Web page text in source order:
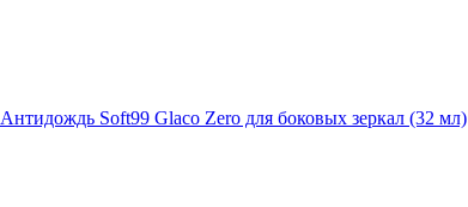
Антидождь Soft99 Glaco Zero для боковых зеркал (32 мл)